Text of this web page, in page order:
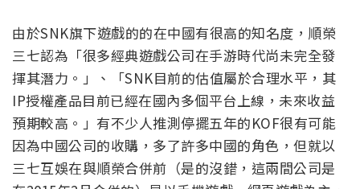
由於SNK旗下遊戲的的在中國有很高的知名度，順榮
三七認為「很多經典遊戲公司在手游時代尚未完全發
揮其潛力。」、「SNK目前的估值屬於合理水平，其
IP授權產品目前已經在國內多個平台上線，未來收益
預期較高。」有不少人推測停擺五年的KOF很有可能
因為中國公司的收購，多了許多中國的角色，但就以
三七互娛在與順榮合併前（是的沒錯，這兩間公司是